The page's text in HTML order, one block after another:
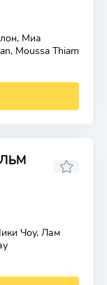
Миа
Moussa Thiam
Чоу, Лам